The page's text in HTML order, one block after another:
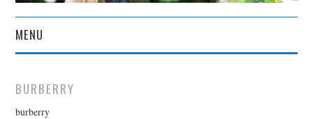
MENU
DANS MON BLOG, JE VEUX
BURBERRY
burberry